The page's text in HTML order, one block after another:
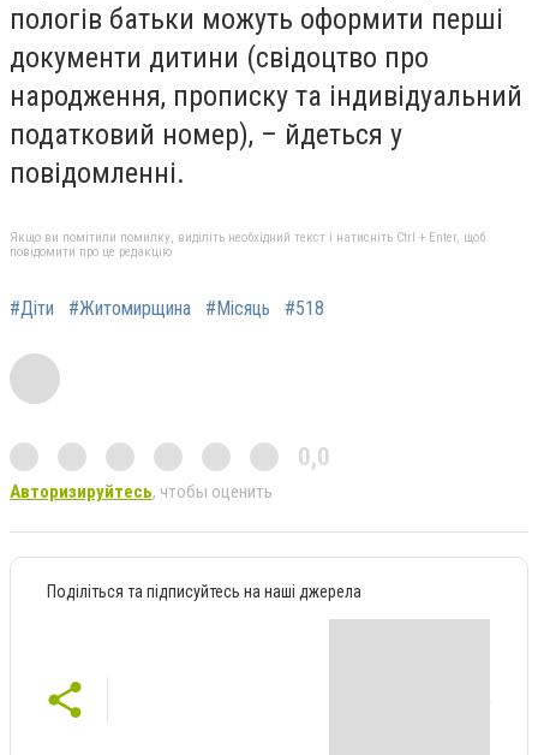
пологів батьки можуть оформити перші
документи дитини (свідоцтво про
народження, прописку та індивідуальний
податковий номер), – йдеться у
повідомленні.
Якщо ви помітили помилку, виділіть необхідний текст і натисніть Ctrl + Enter, щоб
повідомити про це редакцію
#Діти #Житомирщина #Місяць #518
0,0
Авторизируйтесь, чтобы оценить
Поділіться та підписуйтесь на наші джерела